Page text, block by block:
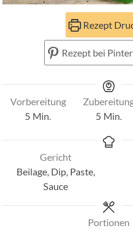
Rezept
Rezept bei
Vorbereitung
5 Minuten
Min.
5 Minuten
Min.
Gericht
Beilage, Dip, Paste,
Sauce
Portionen